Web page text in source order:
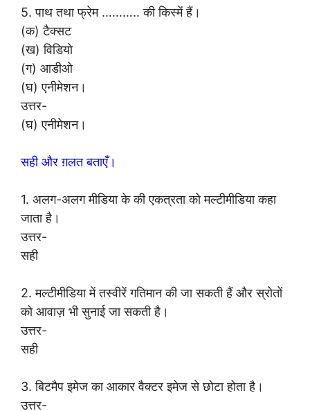
5. पाथ तथा फ्रेम ……….. की किस्में हैं।
(क) टैक्सट
(ख) विडियो
(ग) आडीओ
(घ) एनीमेशन।
उत्तर-
(घ) एनीमेशन।
सही और ग़लत बताएँ।
1. अलग-अलग मीडिया के की एकत्रता को मल्टीमीडिया कहा
जाता है।
उत्तर-
सही
2. मल्टीमीडिया में तस्वीरें गतिमान की जा सकती हैं और स्रोतों
को आवाज़ भी सुनाई जा सकती है।
उत्तर-
सही
3. बिटमैप इमेज का आकार वैक्टर इमेज से छोटा होता है।
उत्तर-